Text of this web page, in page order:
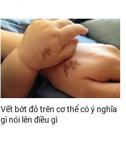
Vết bớt đỏ trên cơ thể có ý nghĩa
gì nói lên điều gì